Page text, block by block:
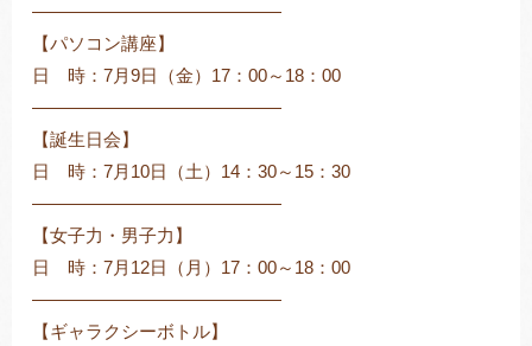
――――――――――――――
【パソコン講座】
日 時：7月9日（金）17：00～18：00
――――――――――――――
【誕生日会】
日 時：7月10日（土）14：30～15：30
――――――――――――――
【女子力・男子力】
日 時：7月12日（月）17：00～18：00
――――――――――――――
【ギャラクシーボトル】